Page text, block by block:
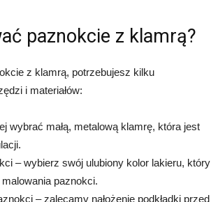
paznokcie z klamrą?
z klamrą, potrzebujesz kilku
i materiałów:
wybrać małą, metalową klamrę, która jest
– wybierz swój ulubiony kolor lakieru, który
paznokci.
– zalecamy nałożenie podkładki przed